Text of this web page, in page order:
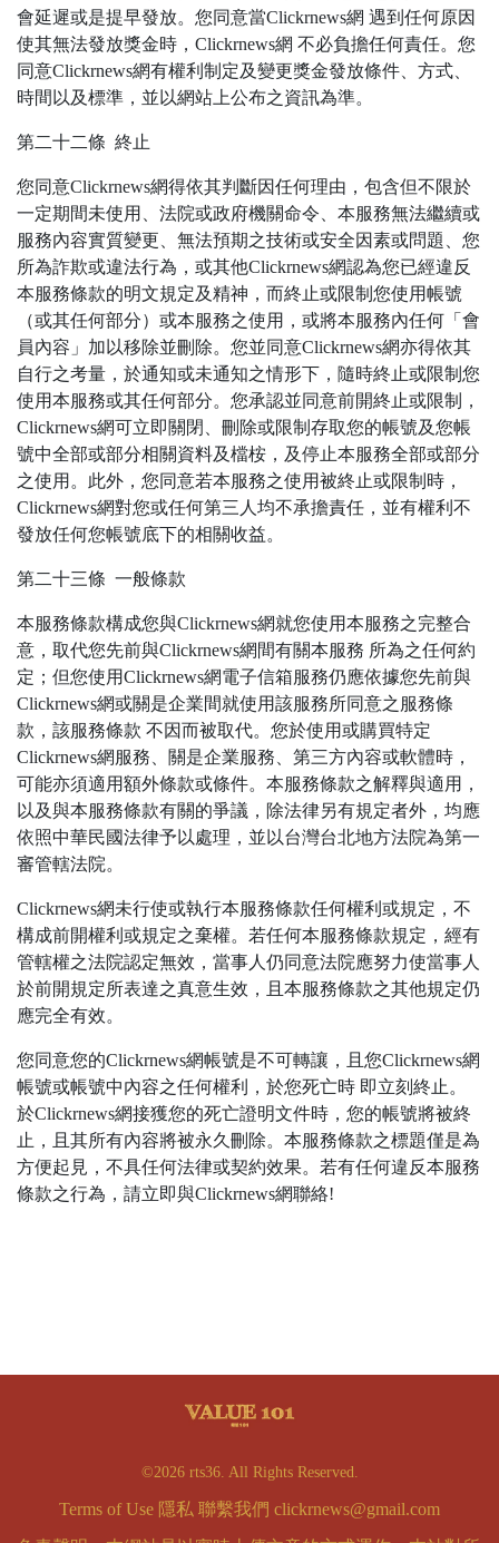
會延遲或是提早發放。您同意當Clickrnews網 遇到任何原因
使其無法發放獎金時，Clickrnews網 不必負擔任何責任。您
同意Clickrnews網有權利制定及變更獎金發放條件、方式、
時間以及標準，並以網站上公布之資訊為準。
第二十二條 終止
您同意Clickrnews網得依其判斷因任何理由，包含但不限於
一定期間未使用、法院或政府機關命令、本服務無法繼續或
服務內容實質變更、無法預期之技術或安全因素或問題、您
所為詐欺或違法行為，或其他Clickrnews網認為您已經違反
本服務條款的明文規定及精神，而終止或限制您使用帳號
（或其任何部分）或本服務之使用，或將本服務內任何「會
員內容」加以移除並刪除。您並同意Clickrnews網亦得依其
自行之考量，於通知或未通知之情形下，隨時終止或限制您
使用本服務或其任何部分。您承認並同意前開終止或限制，
Clickrnews網可立即關閉、刪除或限制存取您的帳號及您帳
號中全部或部分相關資料及檔桉，及停止本服務全部或部分
之使用。此外，您同意若本服務之使用被終止或限制時，
Clickrnews網對您或任何第三人均不承擔責任，並有權利不
發放任何您帳號底下的相關收益。
第二十三條 一般條款
本服務條款構成您與Clickrnews網就您使用本服務之完整合
意，取代您先前與Clickrnews網間有關本服務 所為之任何約
定；但您使用Clickrnews網電子信箱服務仍應依據您先前與
Clickrnews網或關是企業間就使用該服務所同意之服務條
款，該服務條款 不因而被取代。您於使用或購買特定
Clickrnews網服務、關是企業服務、第三方內容或軟體時，
可能亦須適用額外條款或條件。本服務條款之解釋與適用，
以及與本服務條款有關的爭議，除法律另有規定者外，均應
依照中華民國法律予以處理，並以台灣台北地方法院為第一
審管轄法院。
Clickrnews網未行使或執行本服務條款任何權利或規定，不
構成前開權利或規定之棄權。若任何本服務條款規定，經有
管轄權之法院認定無效，當事人仍同意法院應努力使當事人
於前開規定所表達之真意生效，且本服務條款之其他規定仍
應完全有效。
您同意您的Clickrnews網帳號是不可轉讓，且您Clickrnews網
帳號或帳號中內容之任何權利，於您死亡時 即立刻終止。
於Clickrnews網接獲您的死亡證明文件時，您的帳號將被終
止，且其所有內容將被永久刪除。本服務條款之標題僅是為
方便起見，不具任何法律或契約效果。若有任何違反本服務
條款之行為，請立即與Clickrnews網聯絡!
©2026 rts36. All Rights Reserved.
Terms of Use 隱私 聯繫我們 clickrnews@gmail.com